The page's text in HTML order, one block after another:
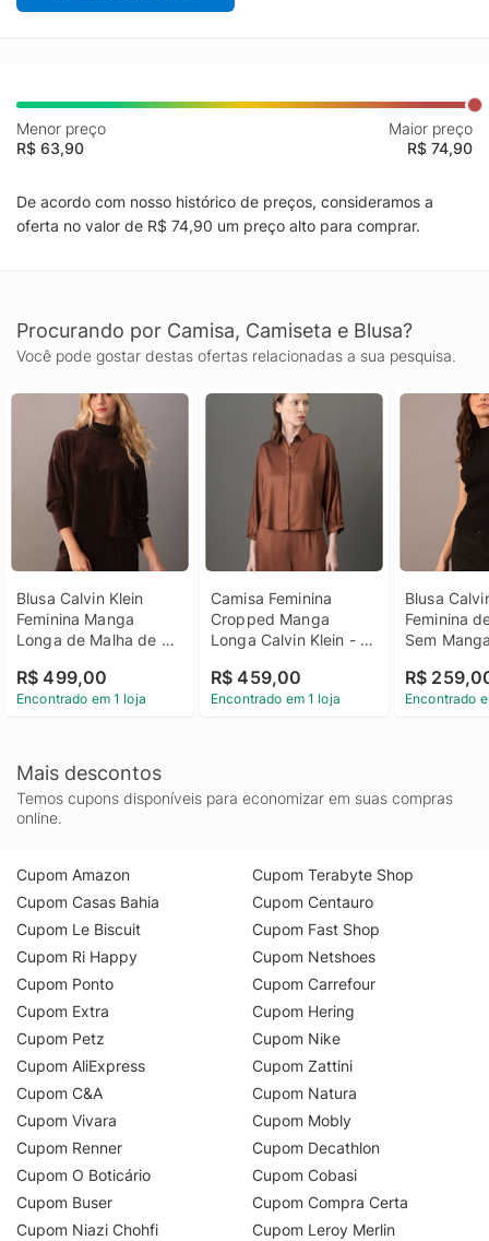
Menor preço
R$ 63,90
Maior preço
R$ 74,90
De acordo com nosso histórico de preços, consideramos a
oferta no valor de R$ 74,90 um preço alto para comprar.
Procurando por Camisa, Camiseta e Blusa?
Você pode gostar destas ofertas relacionadas a sua pesquisa.
Blusa Calvin Klein
Feminina Manga
Longa de Malha de
Blusa Calvin Klein
Feminina Manga
R$ 499,00
Encontrado em 1 loja
Camisa Feminina
Cropped Manga
Longa Calvin Klein -
Feminina Cropped
Manga Longa Calvin
R$ 459,00
Encontrado em 1 loja
Blusa
Feminina
Sem
Klein
Ribana
R$
Encontrado
Mais descontos
Temos cupons disponíveis para economizar em suas compras
online.
Cupom Amazon
Cupom Casas Bahia
Cupom Le Biscuit
Cupom Ri Happy
Cupom Ponto
Cupom Extra
Cupom Petz
Cupom AliExpress
Cupom C&A
Cupom Vivara
Cupom Renner
Cupom O Boticário
Cupom Buser
Cupom Niazi Chohfi
Cupom Terabyte Shop
Cupom Centauro
Cupom Fast Shop
Cupom Netshoes
Cupom Carrefour
Cupom Hering
Cupom Nike
Cupom Zattini
Cupom Natura
Cupom Mobly
Cupom Decathlon
Cupom Cobasi
Cupom Compra Certa
Cupom Leroy Merlin